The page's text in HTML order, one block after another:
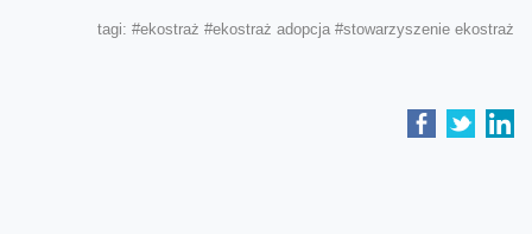
tagi: #ekostraż #ekostraż adopcja #stowarzyszenie ekostraż